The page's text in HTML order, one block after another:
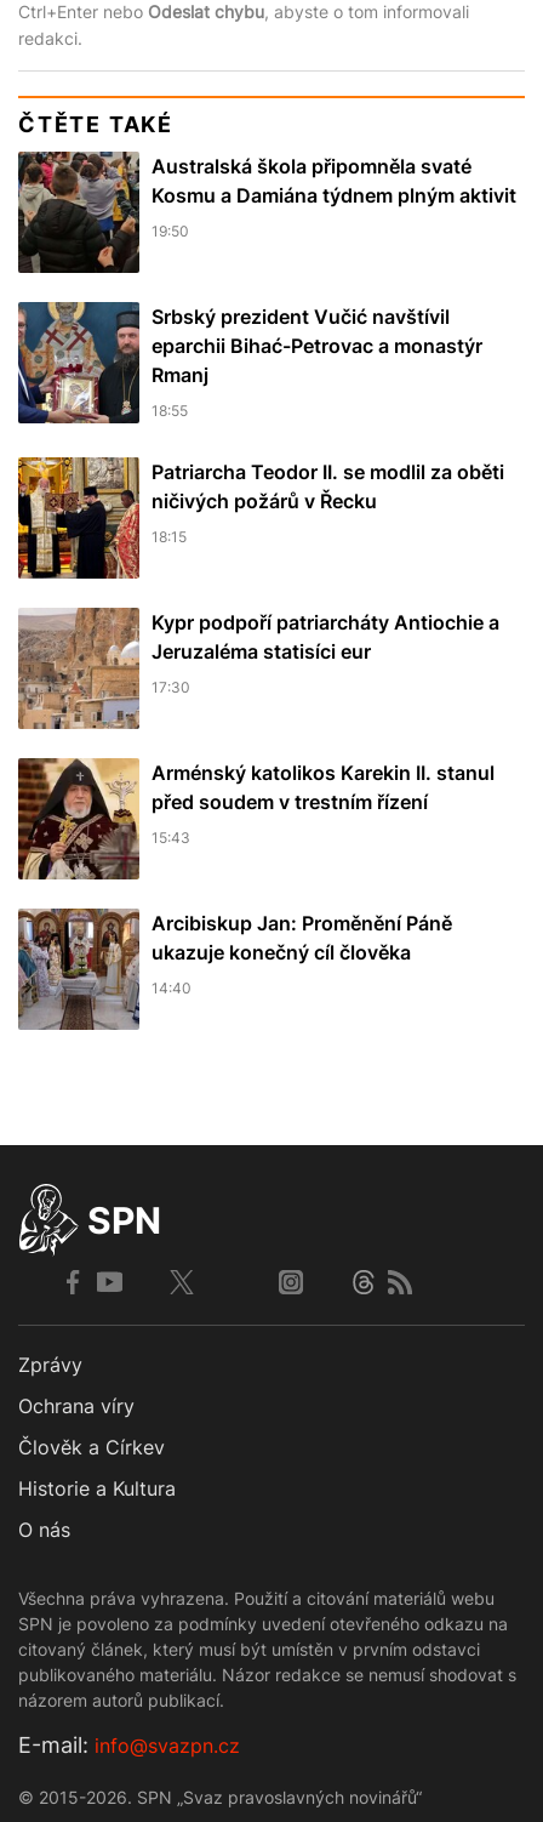
Ctrl+Enter nebo Odeslat chybu, abyste o tom informovali
redakci.
ČTĚTE TAKÉ
Australská škola připomněla svaté
Kosmu a Damiána týdnem plným aktivit
19:50
Srbský prezident Vučić navštívil
eparchii Bihać-Petrovac a monastýr
Rmanj
18:55
Patriarcha Teodor II. se modlil za oběti
ničivých požárů v Řecku
18:15
Kypr podpoří patriarcháty Antiochie a
Jeruzaléma statisíci eur
17:30
Arménský katolikos Karekin II. stanul
před soudem v trestním řízení
15:43
Arcibiskup Jan: Proměnění Páně
ukazuje konečný cíl člověka
14:40
SPN
Zprávy
Ochrana víry
Člověk a Církev
Historie a Kultura
O nás
Všechna práva vyhrazena. Použití a citování materiálů webu
SPN je povoleno za podmínky uvedení otevřeného odkazu na
citovaný článek, který musí být umístěn v prvním odstavci
publikovaného materiálu. Názor redakce se nemusí shodovat s
názorem autorů publikací.
Е-mail: info@svazpn.cz
© 2015-2026. SPN „Svaz pravoslavných novinářů“